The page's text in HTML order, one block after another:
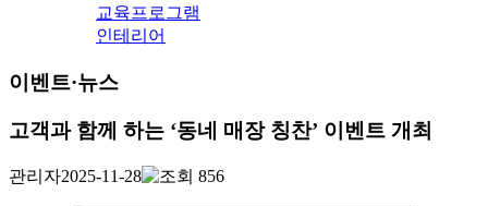
교육프로그램
인테리어
이벤트·뉴스
고객과 함께 하는 ‘동네 매장 칭찬’ 이벤트 개최
관리자2025-11-28 856